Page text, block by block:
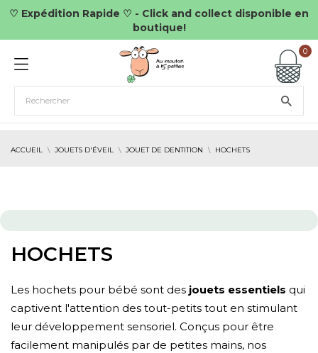
♡ Expédition Rapide ♡ - Click and collect disponible en
boutique!
0
ACCUEIL JOUETS D'ÉVEIL JOUET DE DENTITION HOCHETS
HOCHETS
Les hochets pour bébé sont des jouets essentiels qui
captivent l'attention des tout-petits tout en stimulant
leur développement sensoriel. Conçus pour être
facilement manipulés par de petites mains, nos